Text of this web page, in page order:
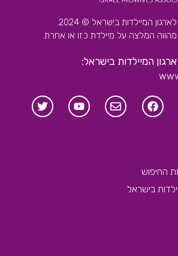
המיילדות בישראל © 2024.
המלצה על מיילדת כזו או אחרת.
המיילדות בישראל:
החיפוש
בישראל